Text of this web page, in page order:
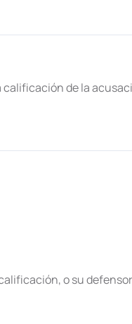
de la
o su